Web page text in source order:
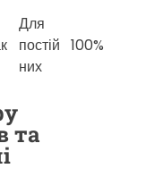
Для
постій
них
100%
та